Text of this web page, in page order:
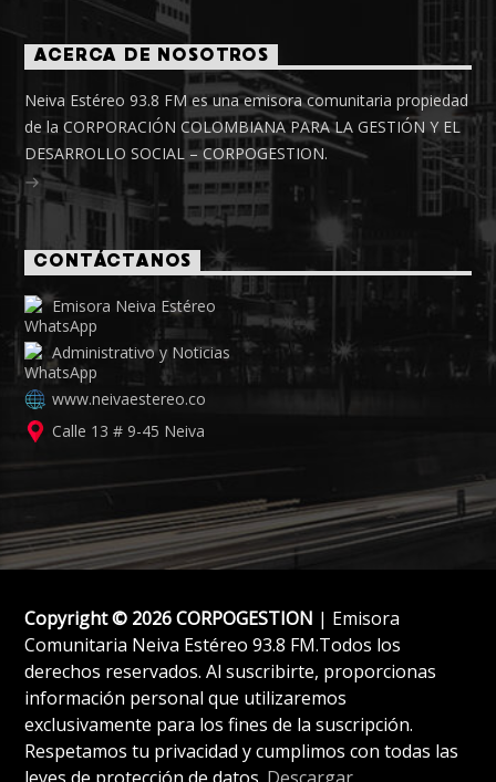
ACERCA DE NOSOTROS
Neiva Estéreo 93.8 FM es una emisora comunitaria propiedad
de la CORPORACIÓN COLOMBIANA PARA LA GESTIÓN Y EL
DESARROLLO SOCIAL – CORPOGESTION.
CONTÁCTANOS
Emisora Neiva Estéreo
Administrativo y Noticias
www.neivaestereo.co
Calle 13 # 9-45 Neiva
Copyright © 2026 CORPOGESTION | Emisora
Comunitaria Neiva Estéreo 93.8 FM.Todos los
derechos reservados. Al suscribirte, proporcionas
información personal que utilizaremos
exclusivamente para los fines de la suscripción.
Respetamos tu privacidad y cumplimos con todas las